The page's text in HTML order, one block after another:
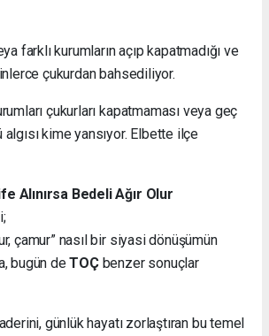
farklı kurumların açıp kapatmadığı ve
çukurdan bahsediliyor.
çukurları kapatmaması veya geç
algısı kime yansıyor. Elbette ilçe
Alınırsa Bedeli Ağır Olur
çamur” nasıl bir siyasi dönüşümün
bugün deTOÇbenzer sonuçlar
günlük hayatı zorlaştıran bu temel